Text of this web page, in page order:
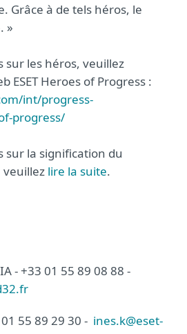
Grâce à de tels héros, le
»
sur les héros, veuillez
ESET Heroes of Progress :
int/progress-
progress/
sur la signification du
veuillez lire la suite.
- +33 01 55 89 08 88 -
55 89 29 30 - ines.k@eset-